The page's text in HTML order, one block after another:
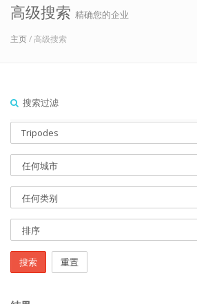
高级搜索 精确您的企业
主页/ 高级搜索
搜索过滤
搜索 重置